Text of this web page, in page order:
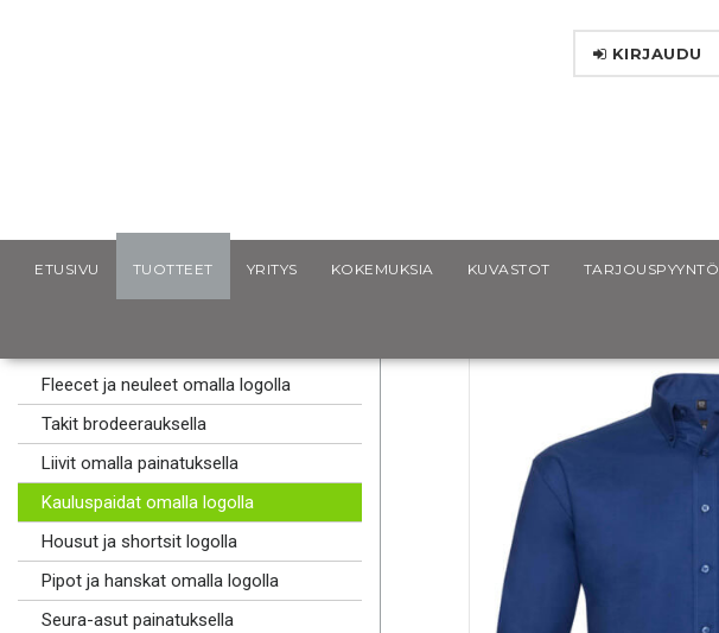
KIRJAUDU
ETUSIVU TUOTTEET YRITYS KOKEMUKSIA KUVASTOT TARJOUSPYYNTÖ
Fleecet ja neuleet omalla logolla
Takit brodeerauksella
Liivit omalla painatuksella
Kauluspaidat omalla logolla
Housut ja shortsit logolla
Pipot ja hanskat omalla logolla
Seura-asut painatuksella